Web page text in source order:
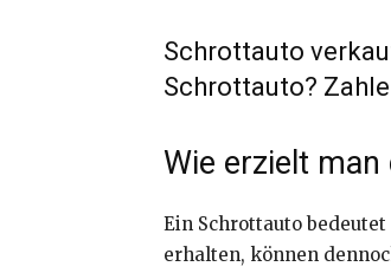
Schrottauto
Schrottauto?
Wie erzielt
Ein Schrottauto
erhalten, können